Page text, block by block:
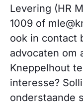
Levering (HR
1009 of
ook in contact
advocaten om
Kneppelhout
interesse?
onderstaande